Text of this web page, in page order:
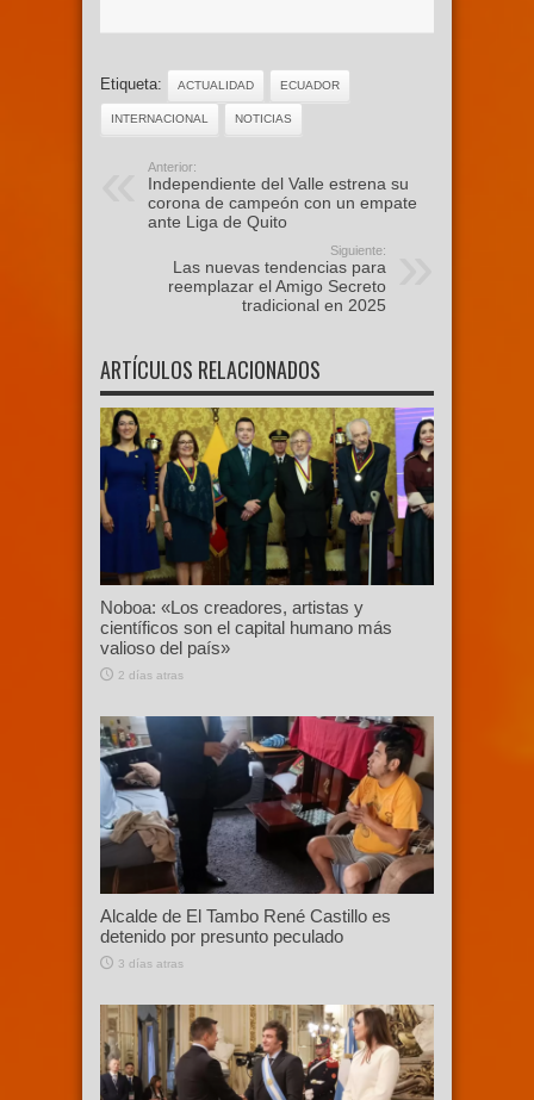
Etiqueta: ACTUALIDAD ECUADOR
INTERNACIONAL NOTICIAS
Anterior:
Independiente del Valle estrena su
corona de campeón con un empate
ante Liga de Quito
Siguiente:
Las nuevas tendencias para
reemplazar el Amigo Secreto
tradicional en 2025
ARTÍCULOS RELACIONADOS
Noboa: «Los creadores, artistas y
científicos son el capital humano más
valioso del país»
2 días atras
Alcalde de El Tambo René Castillo es
detenido por presunto peculado
3 días atras